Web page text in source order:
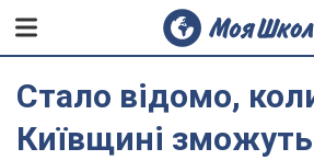
Стало відомо,
Київщині зможуть